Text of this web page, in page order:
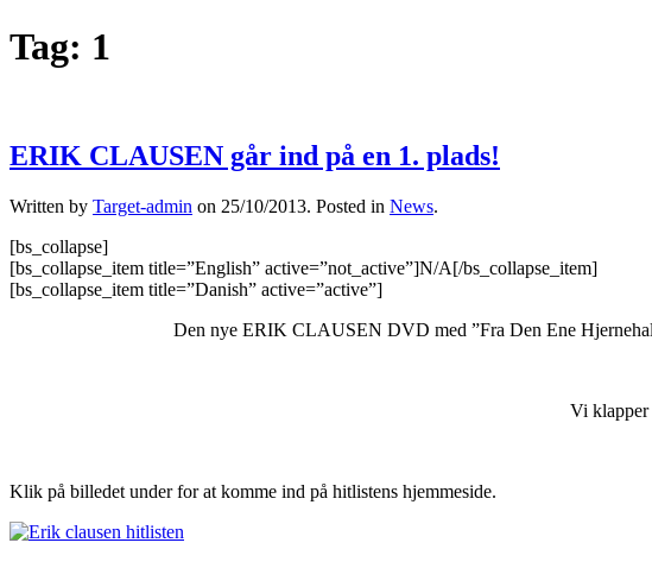
Tag: 1
ERIK CLAUSEN går ind på en 1. plads!
Written by Target-admin on 25/10/2013. Posted in News.
[bs_collapse]
[bs_collapse_item title=”English” active=”not_active”]N/A[/bs_collapse_item]
[bs_collapse_item title=”Danish” active=”active”]
Den nye ERIK CLAUSEN DVD med ”Fra Den Ene
Vi klapper
Klik på billedet under for at komme ind på hitlistens hjemmeside.